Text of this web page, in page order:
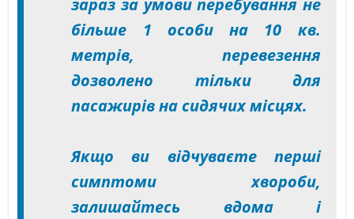
зараз за умови перебування не
більше 1 особи на 10 кв.
метрів, перевезення
дозволено тільки для
пасажирів на сидячих місцях.
Якщо ви відчуваєте перші
симптоми хвороби,
залишайтесь вдома і